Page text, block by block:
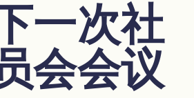
一次社
会会议